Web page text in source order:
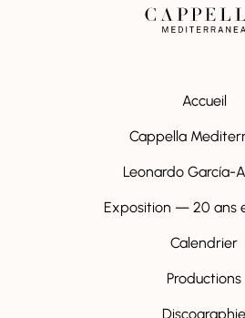
Accueil
Cappella
Leonardo García-
Exposition — 20 ans
Calendrier
Productions
Discographie